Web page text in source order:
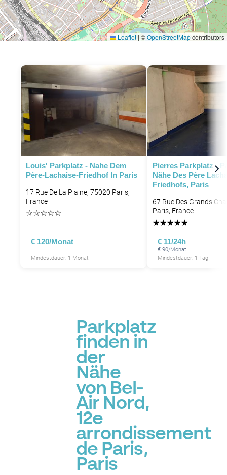
P
Leaflet | ©OpenStreetMapcontributors
Louis' Parkplatz - Nahe Dem
Père-Lachaise-Friedhof In Paris
17 Rue De La Plaine, 75020 Paris,
France
☆☆☆☆☆
€ 120/Monat
Mindestdauer: 1 Monat
Pierres Parkplatz -
Nähe Des Père
Friedhofs, Paris
67 Rue Des Grands
Paris, France
★★★★★
€ 11/24h
€ 90/Monat
Mindestdauer: 1 Tag
Parkplatz
finden in
der
Nähe
von Bel-
Air Nord,
12e
arrondissement
de Paris,
Paris